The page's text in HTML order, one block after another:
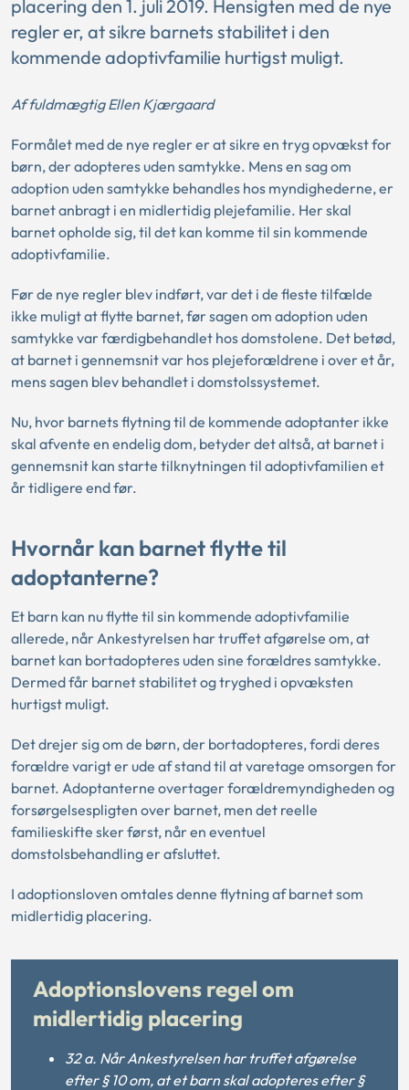
placering den 1. juli 2019. Hensigten med de nye
regler er, at sikre barnets stabilitet i den
kommende adoptivfamilie hurtigst muligt.
Af fuldmægtig Ellen Kjærgaard
Formålet med de nye regler er at sikre en tryg opvækst for
børn, der adopteres uden samtykke. Mens en sag om
adoption uden samtykke behandles hos myndighederne, er
barnet anbragt i en midlertidig plejefamilie. Her skal
barnet opholde sig, til det kan komme til sin kommende
adoptivfamilie.
Før de nye regler blev indført, var det i de fleste tilfælde
ikke muligt at flytte barnet, før sagen om adoption uden
samtykke var færdigbehandlet hos domstolene. Det betød,
at barnet i gennemsnit var hos plejeforældrene i over et år,
mens sagen blev behandlet i domstolssystemet.
Nu, hvor barnets flytning til de kommende adoptanter ikke
skal afvente en endelig dom, betyder det altså, at barnet i
gennemsnit kan starte tilknytningen til adoptivfamilien et
år tidligere end før.
Hvornår kan barnet flytte til
adoptanterne?
Et barn kan nu flytte til sin kommende adoptivfamilie
allerede, når Ankestyrelsen har truffet afgørelse om, at
barnet kan bortadopteres uden sine forældres samtykke.
Dermed får barnet stabilitet og tryghed i opvæksten
hurtigst muligt.
Det drejer sig om de børn, der bortadopteres, fordi deres
forældre varigt er ude af stand til at varetage omsorgen for
barnet. Adoptanterne overtager forældremyndigheden og
forsørgelsespligten over barnet, men det reelle
familieskifte sker først, når en eventuel
domstolsbehandling er afsluttet.
I adoptionsloven omtales denne flytning af barnet som
midlertidig placering.
Adoptionslovens regel om
midlertidig placering
32 a. Når Ankestyrelsen har truffet afgørelse
efter § 10 om, at et barn skal adopteres efter §